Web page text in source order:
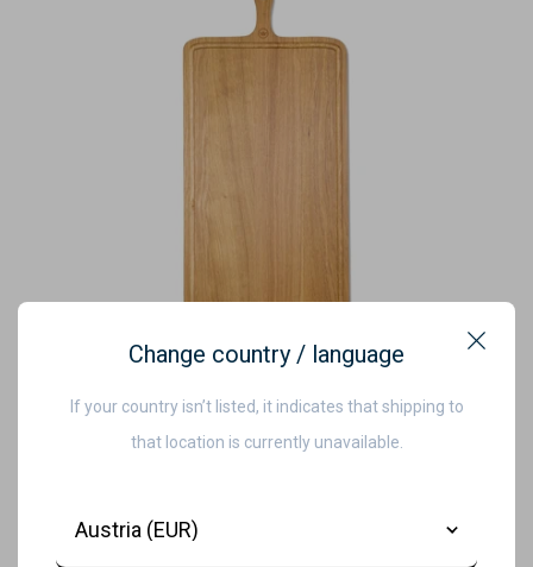
Dutchdeluxes - Luxe - Eikenhout -
€115,00
Change country / language
If your country isn’t listed, it indicates that shipping to
that location is currently unavailable.